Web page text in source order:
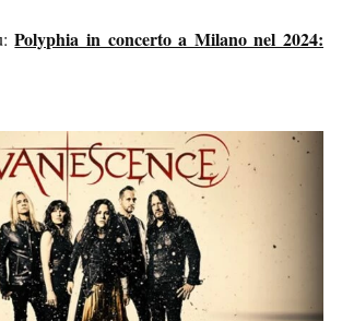
Polyphia in concerto a Milano nel 2024: